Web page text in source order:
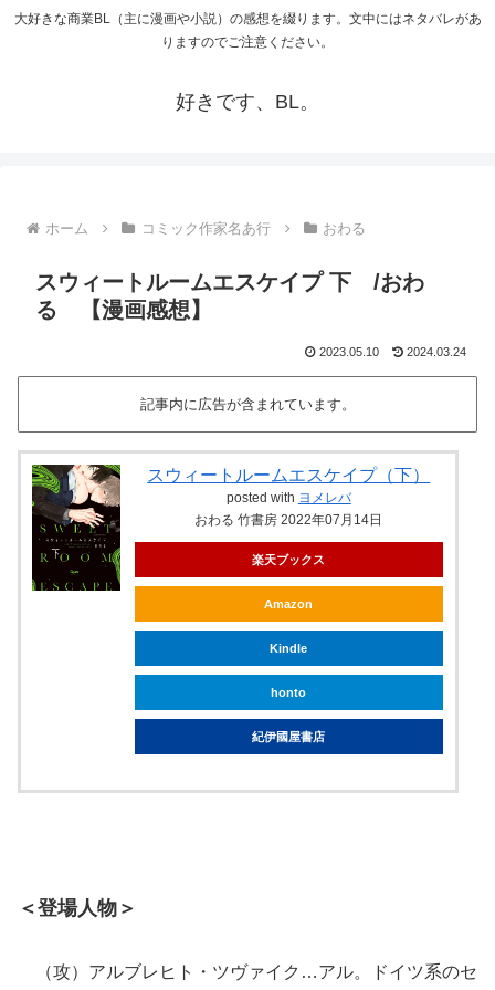
大好きな商業BL（主に漫画や小説）の感想を綴ります。文中にはネタバレがあ
りますのでご注意ください。
好きです、BL。
ホーム コミック作家名あ行 おわる
スウィートルームエスケイプ 下 /おわ
る 【漫画感想】
2023.05.10 2024.03.24
記事内に広告が含まれています。
スウィートルームエスケイプ（下）
posted with ヨメレバ
おわる 竹書房 2022年07月14日
楽天ブックス
Amazon
Kindle
honto
紀伊國屋書店
＜登場人物＞
（攻）アルブレヒト・ツヴァイク…アル。ドイツ系のセ